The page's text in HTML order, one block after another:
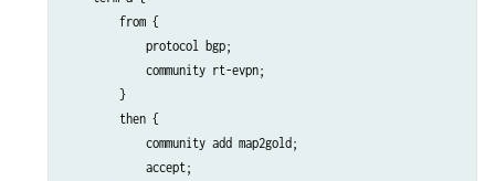
    }
    use-transport-class;
        from {
            protocol bgp;
            community rt-evpn;
        }
        then {
            community add map2gold;
            accept;